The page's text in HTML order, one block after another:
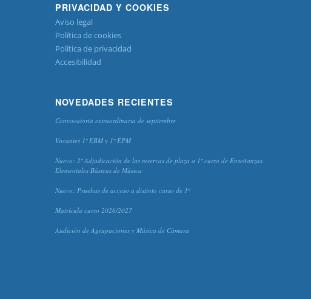
PRIVACIDAD Y COOKIES
Aviso legal
Política de cookies
Política de privacidad
Accesibilidad
NOVEDADES RECIENTES
Convocatoria extraordinaria de septiembre
Vacantes 1º EBM y 1º EPM
Nuevo: 2º Adjudicación de las reservas de plaza a 1º curso de Enseñanzas
Elementales Básicas de Música
Nuevo: Pruebas de acceso a distinto curso de 1º
Matrícula curso 2026/2027
Audición de Agrupaciones y Música de Cámara